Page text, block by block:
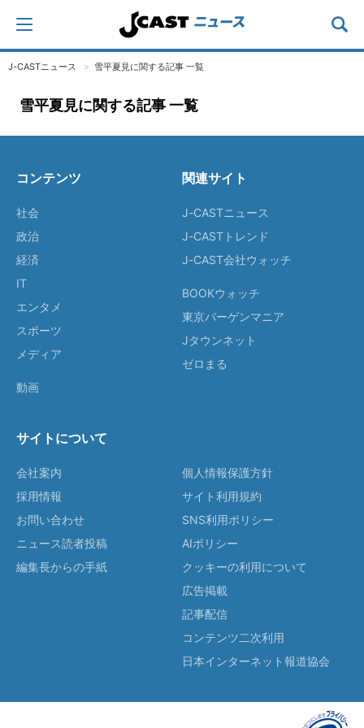
J-CASTニュース 雪平夏見に関する記事 一覧
雪平夏見に関する記事 一覧
コンテンツ
社会
政治
経済
IT
エンタメ
スポーツ
メディア
動画
関連サイト
J-CASTニュース
J-CASTトレンド
J-CAST会社ウォッチ
BOOKウォッチ
東京バーゲンマニア
Jタウンネット
ゼロまる
サイトについて
会社案内
採用情報
お問い合わせ
ニュース読者投稿
編集長からの手紙
個人情報保護方針
サイト利用規約
SNS利用ポリシー
AIポリシー
クッキーの利用について
広告掲載
記事配信
コンテンツ二次利用
日本インターネット報道協会